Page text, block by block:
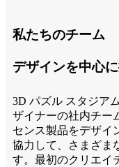
私たちのチーム
デザインを中心
3D パズル スタジア
ザイナーの社内チー
センス製品をデザイ
協力して、さまざま
す。最初のクリエイ